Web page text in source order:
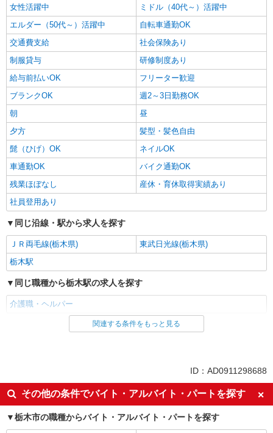
女性活躍中
ミドル（40代～）活躍中
エルダー（50代～）活躍中
自転車通勤OK
交通費支給
社会保険あり
制服貸与
研修制度あり
給与前払いOK
フリーター歓迎
ブランクOK
週2～3日勤務OK
朝
昼
夕方
髪型・髪色自由
髭（ひげ）OK
ネイルOK
車通勤OK
バイク通勤OK
残業ほぼなし
産休・育休取得実績あり
社員登用あり
同じ沿線・駅から求人を探す
ＪＲ両毛線(栃木県)
東武日光線(栃木県)
栃木駅
同じ職種から栃木駅の求人を探す
介護職・ヘルパー
同じ雇用形態から栃木駅の求人を探す
入社日応相談
新卒・第二新卒歓迎
女性活躍中
ミドル（40代～）活躍中
エルダー（50代～）活躍中
自転車通勤OK
関連する条件をもっと見る
ID：AD0911298688
その他の条件でバイト・アルバイト・パートを探す
栃木市の職種からバイト・アルバイト・パートを探す